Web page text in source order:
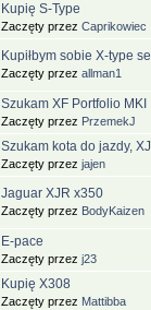
Kupię S-Type
Zaczęty przez Caprikowiec
Kupiłbym sobie X-type
Zaczęty przez allman1
Szukam XF Portfolio MKI
Zaczęty przez PrzemekJ
Szukam kota do jazdy,
Zaczęty przez jajen
Jaguar XJR x350
Zaczęty przez BodyKaizen
E-pace
Zaczęty przez j23
Kupię X308
Zaczęty przez Mattibba